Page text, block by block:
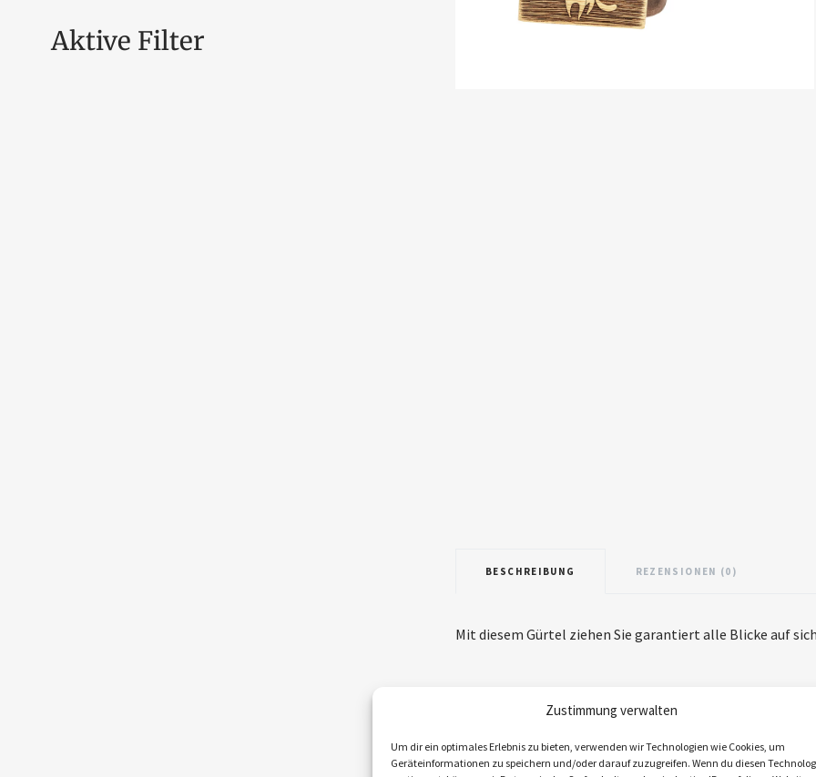
Zustimmung verwalten
Um dir ein optimales Erlebnis zu bieten, verwenden wir Technologien wie Cookies, um
Geräteinformationen zu speichern und/oder darauf zuzugreifen. Wenn du diesen
BESCHREIBUNG REZENSIONEN (0)
Mit diesem Gürtel ziehen Sie garantiert alle Blicke auf
Das könnte dir auch
Aktive Filter